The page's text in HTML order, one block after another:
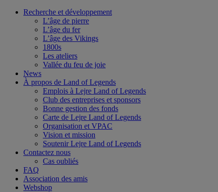
Skip
Recherche et développement
L’âge de pierre
L’âge du fer
L’âge des Vikings
1800s
Les ateliers
Vallée du feu de joie
News
À propos de Land of Legends
Emplois à Lejre Land of Legends
Club des entreprises et sponsors
Bonne gestion des fonds
Carte de Lejre Land of Legends
Organisation et VPAC
Vision et mission
Soutenir Lejre Land of Legends
Contactez nous
Cas oubliés
FAQ
Association des amis
Webshop